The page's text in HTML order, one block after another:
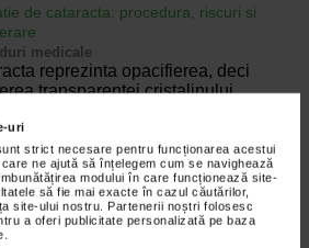
uri
strict necesare pentru funcționarea acestui
ne ajută să înțelegem cum se navighează
modului în care funcționează site-
să fie mai exacte în cazul căutărilor,
site-ului nostru. Partenerii noștri folosesc
a oferi publicitate personalizată pe baza
de cataracta: procedura, riscuri si
medicale
reprezinta opacifierea, deci
transparentei cristalinului.
a inaintarii in varsta (cataracta
reprezinta…
secunde 13 august 2024
mamara: pregatire, realizare,
rezultate